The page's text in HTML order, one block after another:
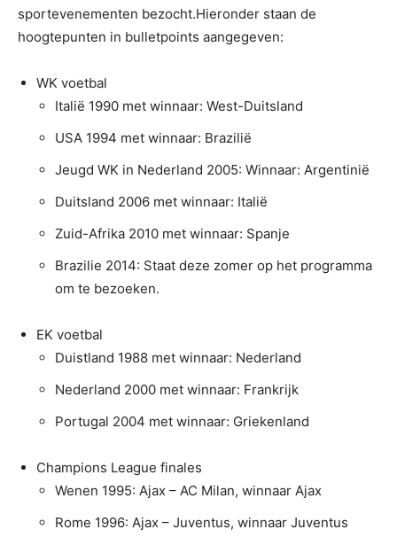
sportevenementen bezocht.Hieronder staan de
hoogtepunten in bulletpoints aangegeven:
WK voetbal
Italië 1990 met winnaar: West-Duitsland
USA 1994 met winnaar: Brazilië
Jeugd WK in Nederland 2005: Winnaar: Argentinië
Duitsland 2006 met winnaar: Italië
Zuid-Afrika 2010 met winnaar: Spanje
Brazilie 2014: Staat deze zomer op het programma
om te bezoeken.
EK voetbal
Duistland 1988 met winnaar: Nederland
Nederland 2000 met winnaar: Frankrijk
Portugal 2004 met winnaar: Griekenland
Champions League finales
Wenen 1995: Ajax – AC Milan, winnaar Ajax
Rome 1996: Ajax – Juventus, winnaar Juventus